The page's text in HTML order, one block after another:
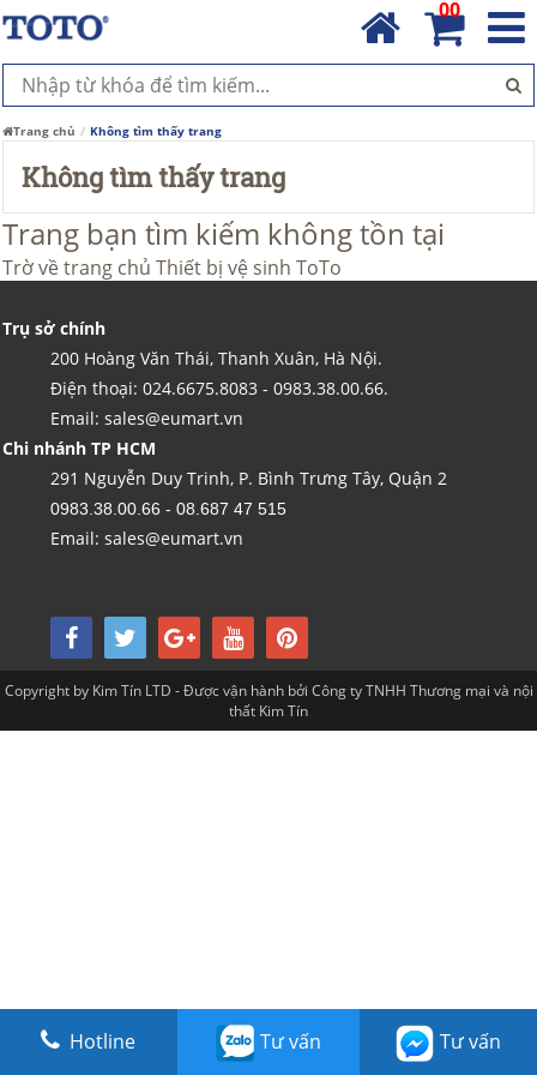
00
Trang chủ Không tìm thấy trang
Không tìm thấy trang
Trang bạn tìm kiếm không tồn tại
Trờ về trang chủ Thiết bị vệ sinh ToTo
Trụ sở chính
200 Hoàng Văn Thái, Thanh Xuân, Hà Nội.
Điện thoại: 024.6675.8083 - 0983.38.00.66.
Email: sales@eumart.vn
Chi nhánh TP HCM
291 Nguyễn Duy Trinh, P. Bình Trưng Tây, Quận 2
0983.38.00.66 - 08.687 47 515
Email: sales@eumart.vn
Hotline Tư vấn Tư vấn
Copyright by Kim Tín LTD - Được vận hành bởi Công ty TNHH Thương mại và nội
thất Kim Tín